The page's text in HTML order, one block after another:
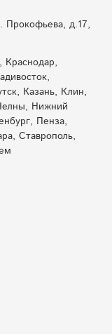
Прокофьева, д.17,
Казань, Клин,
Нижний
Пенза,
Ставрополь,